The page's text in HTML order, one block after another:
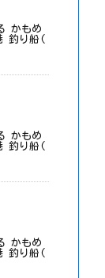
かもめ
釣り船(
かもめ
釣り船(
かもめ
釣り船(